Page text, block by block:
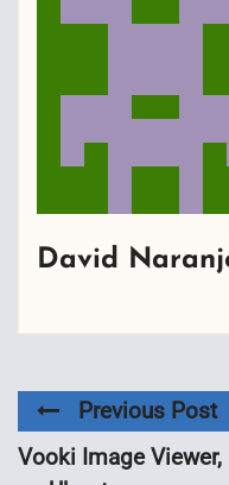
David
Previous Post
Vooki Image